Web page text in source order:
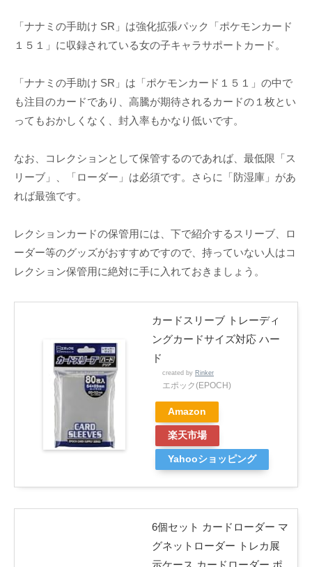
「ナナミの手助け SR」は強化拡張パック「ポケモンカード
１５１」に収録されている女の子キャラサポートカード。
「ナナミの手助け SR」は「ポケモンカード１５１」の中で
も注目のカードであり、高騰が期待されるカードの１枚とい
ってもおかしくなく、封入率もかなり低いです。
なお、コレクションとして保管するのであれば、最低限「ス
リーブ」、「ローダー」は必須です。さらに「防湿庫」があ
れば最強です。
レクションカードの保管用には、下で紹介するスリーブ、ロ
ーダー等のグッズがおすすめですので、持っていない人はコ
レクション保管用に絶対に手に入れておきましょう。
カードスリーブ トレーディ
ングカードサイズ対応 ハー
ド
created by Rinker
エポック(EPOCH)
Amazon
楽天市場
Yahooショッピング
6個セット カードローダー マ
グネットローダー トレカ展
示ケース カードローダー ポ